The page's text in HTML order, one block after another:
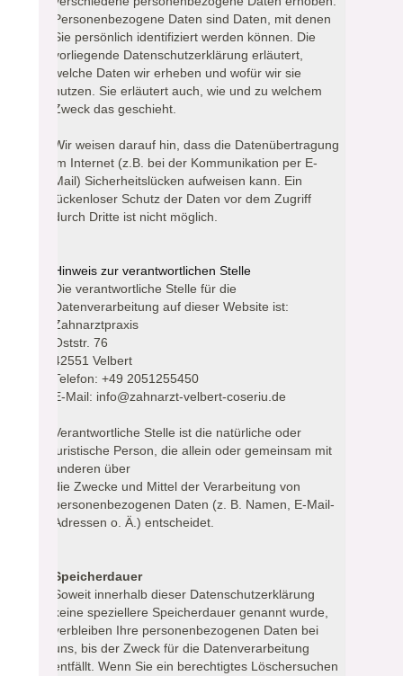
Personenbezogene Daten sind Daten, mit denen
Sie persönlich identifiziert werden können. Die
vorliegende Datenschutzerklärung erläutert,
welche Daten wir erheben und wofür wir sie
nutzen. Sie erläutert auch, wie und zu welchem
Zweck das geschieht.
Wir weisen darauf hin, dass die Datenübertragung
im Internet (z.B. bei der Kommunikation per E-
Mail) Sicherheitslücken aufweisen kann. Ein
lückenloser Schutz der Daten vor dem Zugriff
durch Dritte ist nicht möglich.
Hinweis zur verantwortlichen Stelle
Die verantwortliche Stelle für die
Datenverarbeitung auf dieser Website ist:
Zahnarztpraxis
Oststr. 76
42551 Velbert
Telefon: +49 2051255450
E-Mail: info@zahnarzt-velbert-coseriu.de
Verantwortliche Stelle ist die natürliche oder
juristische Person, die allein oder gemeinsam mit
anderen über
die Zwecke und Mittel der Verarbeitung von
personenbezogenen Daten (z. B. Namen, E-Mail-
Adressen o. Ä.) entscheidet.
Speicherdauer
Soweit innerhalb dieser Datenschutzerklärung
keine speziellere Speicherdauer genannt wurde,
verbleiben Ihre personenbezogenen Daten bei
uns, bis der Zweck für die Datenverarbeitung
entfällt. Wenn Sie ein berechtigtes Löschersuchen